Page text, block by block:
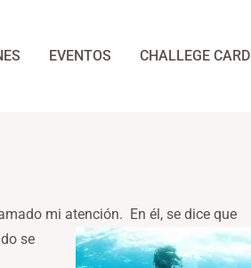
EVENTOS CHALLEGE CARD
mi atención. En él, se dice que
se